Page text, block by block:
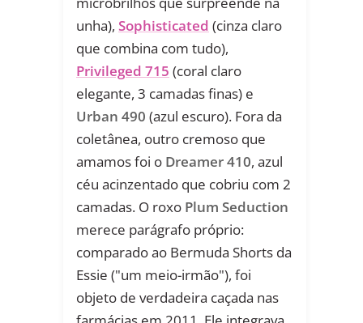
unha), Sophisticated (cinza claro
que combina com tudo),
Privileged 715 (coral claro
elegante, 3 camadas finas) e
Urban 490 (azul escuro). Fora da
coletânea, outro cremoso que
amamos foi o Dreamer 410, azul
céu acinzentado que cobriu com 2
camadas. O roxo Plum Seduction
merece parágrafo próprio:
comparado ao Bermuda Shorts da
Essie ("um meio-irmão"), foi
objeto de verdadeira caçada nas